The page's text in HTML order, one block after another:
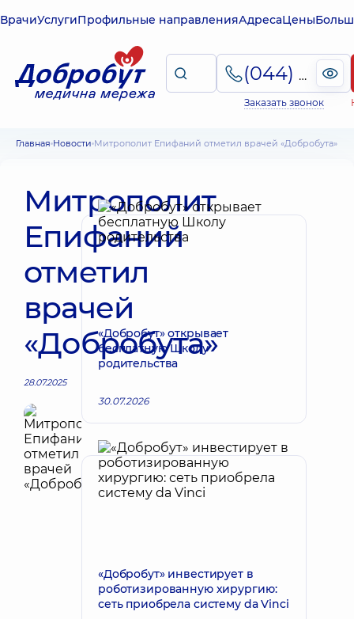
ВрачиУслугиПрофильные направленияАдресаЦены
(044) 495-2-888
Заказать звонок
Главная Новости Митрополит Епифаний отметил врачей «Добробута»
Митрополит
Епифаний
отметил
врачей
«Добробута»
28.07.2025
«Добробут» открывает
бесплатную Школу
родительства
30.07.2026
«Добробут» инвестирует в
роботизированную хирургию:
сеть приобрела систему da Vinci